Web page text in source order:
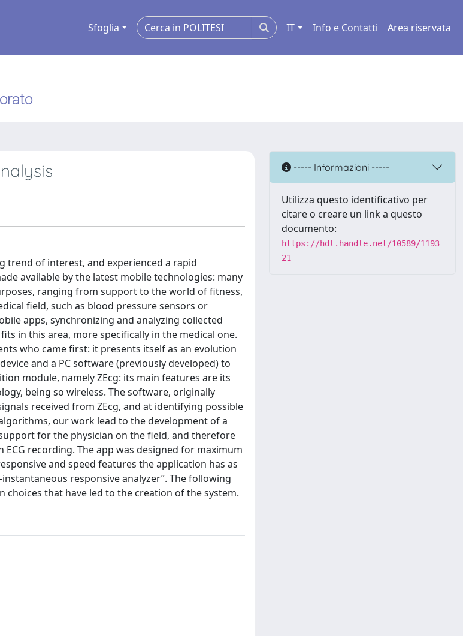
Sfoglia IT Info e Contatti Area riservata
trend of interest, and experienced a rapid
available by the latest mobile technologies: many
ranging from support to the world of fitness,
field, such as blood pressure sensors or
apps, synchronizing and analyzing collected
in this area, more specifically in the medical one.
who came first: it presents itself as an evolution
and a PC software (previously developed) to
module, namely ZEcg: its main features are its
being so wireless. The software, originally
received from ZEcg, and at identifying possible
our work lead to the development of a
for the physician on the field, and therefore
recording. The app was designed for maximum
and speed features the application has as
responsive analyzer”. The following
that have led to the creation of the system.
----- Informazioni -----
Utilizza questo identificativo per
citare o creare un link a questo
documento:
https://hdl.handle.net/10589/1193
21